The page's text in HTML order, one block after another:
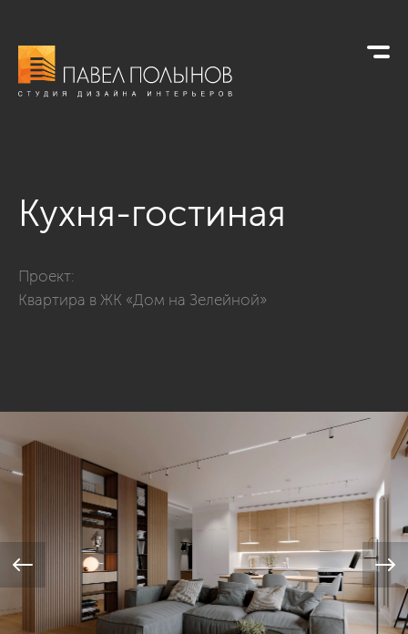
Кухня-гостиная
Проект:
Квартира в ЖК «Дом на Зелейной»